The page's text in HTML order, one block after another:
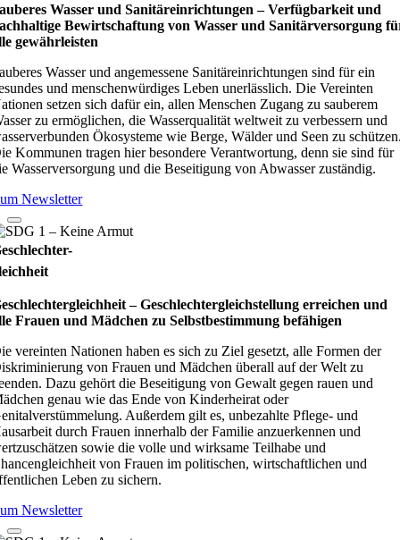
Wasser und Sanitäreinrichtungen – Verfügbarkeit und
Bewirtschaftung von Wasser und Sanitärversorgung
gewährleisten
Wasser und angemessene Sanitäreinrichtungen sind für ein
und menschenwürdiges Leben unerlässlich. Die Vereinten
setzen sich dafür ein, allen Menschen Zugang zu sauberem
zu ermöglichen, die Wasserqualität weltweit zu verbessern und
Ökosysteme wie Berge, Wälder und Seen zu
Kommunen tragen hier besondere Verantwortung, denn sie sind für
Wasserversorgung und die Beseitigung von Abwasser zuständig.
Newsletter
– Geschlechtergleichstellung erreichen und
Frauen und Mädchen zu Selbstbestimmung befähigen
vereinten Nationen haben es sich zu Ziel gesetzt, alle Formen der
von Frauen und Mädchen überall auf der Welt zu
Dazu gehört die Beseitigung von Gewalt gegen rauen und
genau wie das Ende von Kinderheirat oder
Außerdem gilt es, unbezahlte Pflege- und
durch Frauen innerhalb der Familie anzuerkennen und
sowie die volle und wirksame Teilhabe und
von Frauen im politischen, wirtschaftlichen und
Leben zu sichern.
Newsletter